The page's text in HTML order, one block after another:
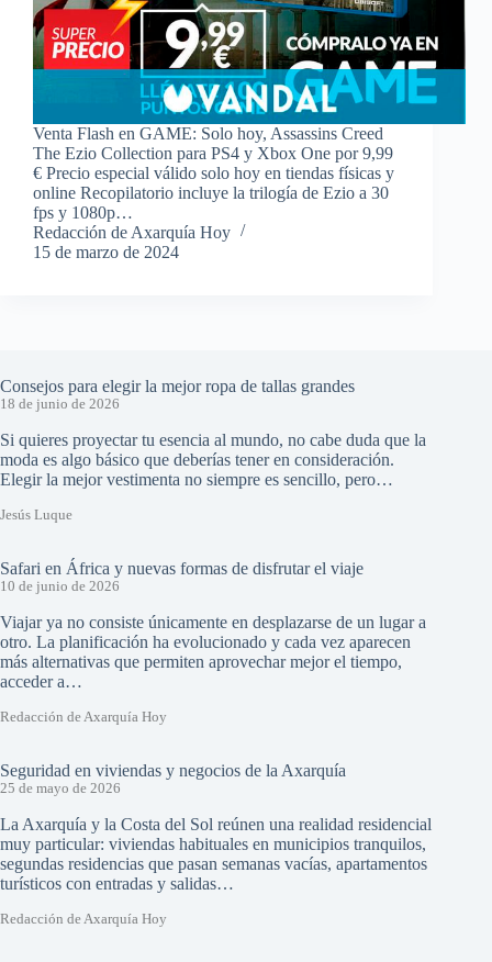
Venta Flash en GAME: Solo hoy, Assassins Creed
The Ezio Collection para PS4 y Xbox One por 9,99
€ Precio especial válido solo hoy en tiendas físicas y
online Recopilatorio incluye la trilogía de Ezio a 30
fps y 1080p…
Redacción de Axarquía Hoy
15 de marzo de 2024
Consejos para elegir la mejor ropa de tallas grandes
18 de junio de 2026
Si quieres proyectar tu esencia al mundo, no cabe duda que la
moda es algo básico que deberías tener en consideración.
Elegir la mejor vestimenta no siempre es sencillo, pero…
Jesús Luque
Safari en África y nuevas formas de disfrutar el viaje
10 de junio de 2026
Viajar ya no consiste únicamente en desplazarse de un lugar a
otro. La planificación ha evolucionado y cada vez aparecen
más alternativas que permiten aprovechar mejor el tiempo,
acceder a…
Redacción de Axarquía Hoy
Seguridad en viviendas y negocios de la Axarquía
25 de mayo de 2026
La Axarquía y la Costa del Sol reúnen una realidad residencial
muy particular: viviendas habituales en municipios tranquilos,
segundas residencias que pasan semanas vacías, apartamentos
turísticos con entradas y salidas…
Redacción de Axarquía Hoy